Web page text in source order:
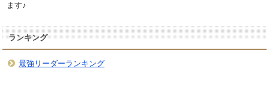
ます♪
ランキング
最強リーダーランキング